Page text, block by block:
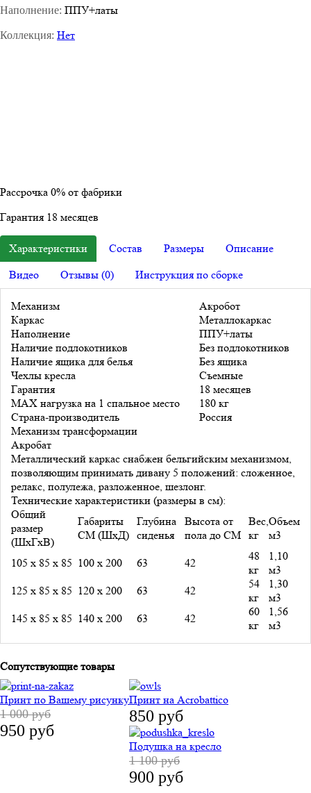
Наполнение: ППУ+латы
Коллекция: Нет
Рассрочка 0% от фабрики
Гарантия 18 месяцев
Характеристики Состав Размеры
Описание
Видео
Отзывы (0) Инструкция по сборке
Механизм
Акробот
Каркас
Металлокаркас
Наполнение
ППУ+латы
Наличие подлокотников
Без подлокотников
Наличие ящика для белья
Без ящика
Чехлы кресла
Съемные
Гарантия
18 месяцев
MAX нагрузка на 1 спальное место
180 кг
Страна-производитель
Россия
Механизм трансформации
Акробат
Металлический каркас снабжен бельгийским механизмом,
позволяющим принимать дивану 5 положений: сложенное,
релакс, полулежа, разложенное, шезлонг.
Технические характеристики (размеры в см):
Общий
размер
(ШхГхВ)
Габариты
СМ (ШхД)
Глубина
сиденья
Высота от
пола до СМ
Вес,
кг
Объем
м3
105 х 85 х 85 100 х 200 63 42
48
кг
1,10
м3
125 х 85 х 85 120 х 200 63 42
54
кг
1,30
м3
145 х 85 х 85 140 х 200 63 42
60
кг
1,56
м3
Сопутствующие товары
Принт по Вашему рисунку
1 000 руб
950 руб
Принт на Acrobattico
850 руб
Подушка на кресло
1 100 руб
900 руб